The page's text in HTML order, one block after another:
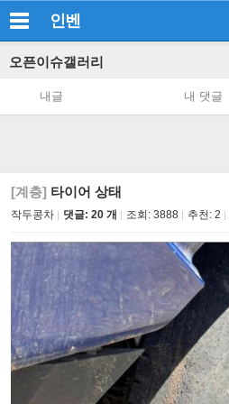
인벤
오픈이슈갤러리
내글 내 댓글
[계층] 타이어 상태
작두콩차 댓글: 20 개 조회: 3888 추천: 2